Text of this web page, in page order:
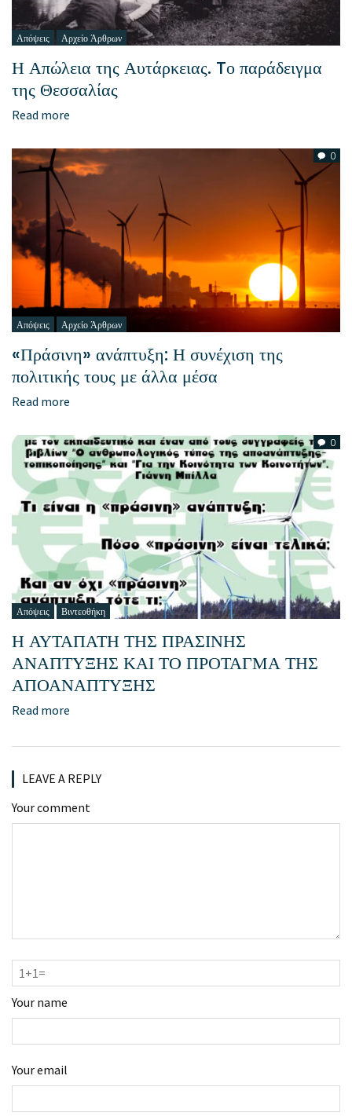
Απόψεις Αρχείο Άρθρων
Η Απώλεια της Αυτάρκειας. Tο παράδειγμα
της Θεσσαλίας
Read more
0
Απόψεις Αρχείο Άρθρων
«Πράσινη» ανάπτυξη: Η συνέχιση της
πολιτικής τους με άλλα μέσα
Read more
0
Απόψεις Βιντεοθήκη
Η ΑΥΤΑΠΑΤΗ ΤΗΣ ΠΡΑΣΙΝΗΣ
ΑΝΑΠΤΥΞΗΣ ΚΑΙ ΤΟ ΠΡΟΤΑΓΜΑ ΤΗΣ
ΑΠΟΑΝΑΠΤΥΞΗΣ
Read more
LEAVE A REPLY
Your comment
Your name
Your email